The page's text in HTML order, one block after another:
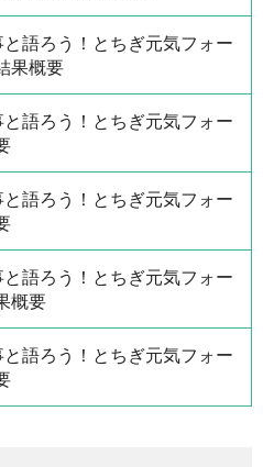
語ろう！とちぎ元気フォー
果概要
語ろう！とちぎ元気フォー
語ろう！とちぎ元気フォー
語ろう！とちぎ元気フォー
概要
語ろう！とちぎ元気フォー